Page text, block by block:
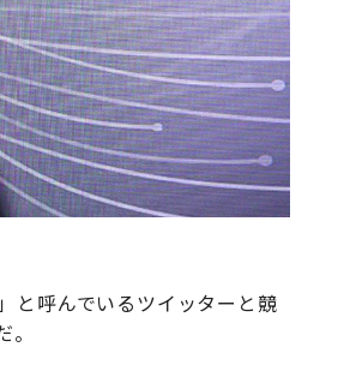
と呼んでいるツイッターと競